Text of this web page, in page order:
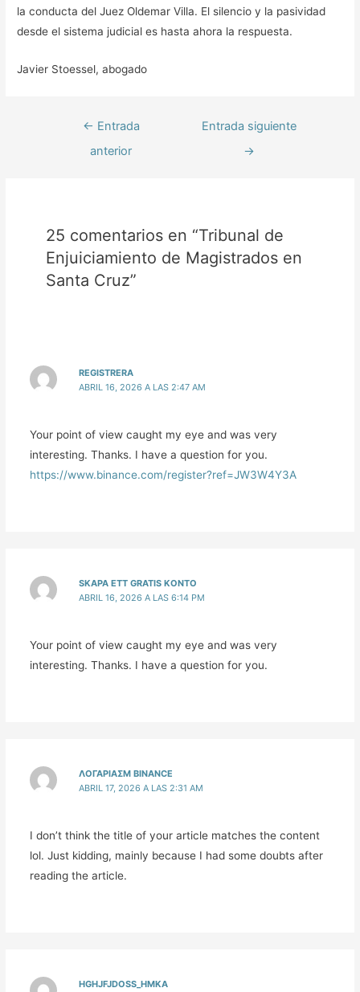
la conducta del Juez Oldemar Villa. El silencio y la pasividad
desde el sistema judicial es hasta ahora la respuesta.
Javier Stoessel, abogado
← Entrada
anterior
Entrada siguiente
→
25 comentarios en “Tribunal de
Enjuiciamiento de Magistrados en
Santa Cruz”
REGISTRERA
ABRIL 16, 2026 A LAS 2:47 AM
Your point of view caught my eye and was very
interesting. Thanks. I have a question for you.
https://www.binance.com/register?ref=JW3W4Y3A
SKAPA ETT GRATIS KONTO
ABRIL 16, 2026 A LAS 6:14 PM
Your point of view caught my eye and was very
interesting. Thanks. I have a question for you.
ΛΟΓΑΡΙΑΣΜ BINANCE
ABRIL 17, 2026 A LAS 2:31 AM
I don’t think the title of your article matches the content
lol. Just kidding, mainly because I had some doubts after
reading the article.
HGHJFJDOSS_HMKA